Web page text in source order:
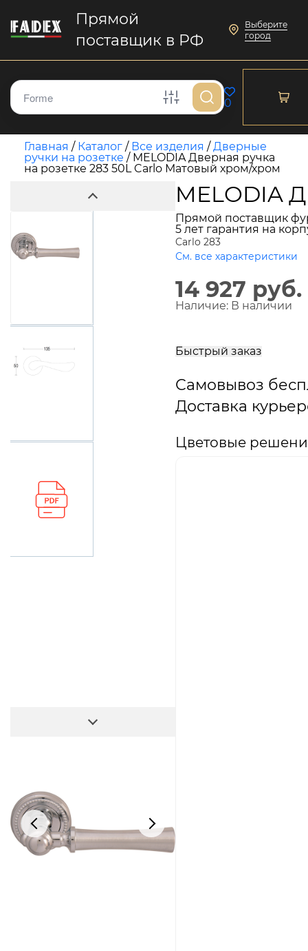
Прямой
поставщик в РФ
Выберите
город
0
Главная / Каталог / Все изделия /Дверные
ручки на розетке / MELODIA Дверная ручка
на розетке 283 50L Carlo Матовый хром/хром
MELODIA
Прямой поставщик
5 лет гарантия на
Carlo 283
См. все характеристики
14 927 руб.
Наличие: В наличии
Быстрый заказ
Самовывоз
Доставка
Цветовые